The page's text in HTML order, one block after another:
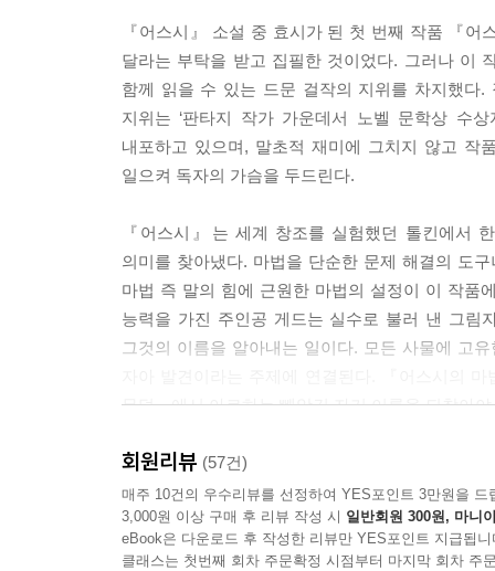
『어스시』 소설 중 효시가 된 첫 번째 작품 『
달라는 부탁을 받고 집필한 것이었다. 그러나 이
함께 읽을 수 있는 드문 걸작의 지위를 차지했다
지위는 ‘판타지 작가 가운데서 노벨 문학상 수
내포하고 있으며, 말초적 재미에 그치지 않고 작
일으켜 독자의 가슴을 두드린다.
『어스시』는 세계 창조를 실험했던 톨킨에서
의미를 찾아냈다. 마법을 단순한 문제 해결의 도
마법 즉 말의 힘에 근원한 마법의 설정이 이 작품
능력을 가진 주인공 게드는 실수로 불러 낸 그림
그것의 이름을 알아내는 일이다. 모든 사물에 고
무덤』에서 아르하는 빼앗긴 자기 이름을 되찾아
세 번째 작품 『머나먼 바닷가』에서는 죽음의
자기가 누구인지를 진정으로 발견해야 하는데, 나
‘자아’를 없애 버리는 죽음에 직면하여 이를 극
강제할 수 있는 폭력과 지배력을 잃은 후에도 여전
회원리뷰 (57건)
매주 10건의 우수리뷰를 선정하여 YES포인트 3만원을 드
3,000원 이상 구매 후 리뷰 작성 시 일반회원 300원, 마니
eBook은 다운로드 후 작성한 리뷰만 YES포인트 지급됩니
클래스는 첫번째 회차 주문확정 시점부터 마지막 회차 주